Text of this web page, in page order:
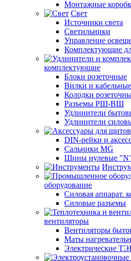
Монтажные
Свет
Источники света
Светильники
Управление
Комплектующие
комплектующие
Блоки розеточные
Вилки и
Колодки
Разъемы РШ-ВШ
Удлинители
Удлинители
DIN-рейки и
Сальники MG
Шины нулевые
оборудование
Силовая аппарат.
Силовые разъемы
вентиляторы
Вентиляторы
Маты
Электрические